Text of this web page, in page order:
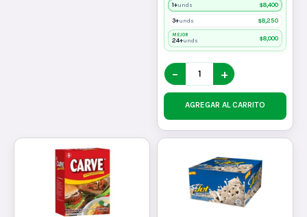
1+unds $8,400
3+unds $8,250
MEJOR
24+unds $8,000
− +
AGREGAR AL CARRITO